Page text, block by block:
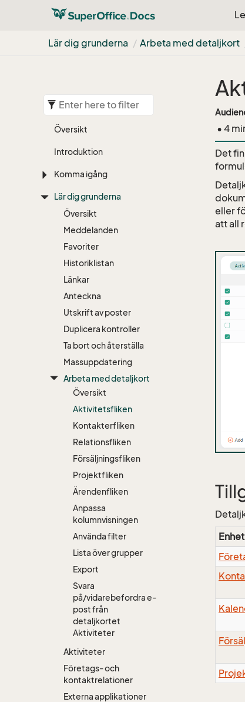
Lär dig grunderna Arbeta med detaljkort
Översikt
Introduktion
Komma igång
Lär dig grunderna
Översikt
Meddelanden
Favoriter
Historiklistan
Länkar
Anteckna
Utskrift av poster
Duplicera kontroller
Ta bort och återställa
Massuppdatering
Arbeta med detaljkort
Översikt
Aktivitetsfliken
Kontakterfliken
Relationsfliken
Försäljningsfliken
Projektfliken
Ärendenfliken
Anpassa
kolumnvisningen
Använda filter
Lista över grupper
Export
Svara
på/vidarebefordra e-
post från
detaljkortet
Aktiviteter
Aktiviteter
Företags- och
kontaktrelationer
Externa applikationer
• 4
Det
eller
att all
Enhet